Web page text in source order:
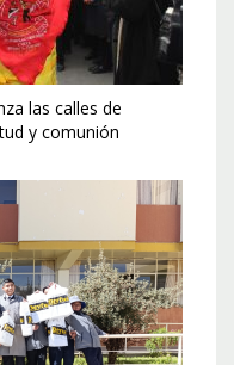
las calles de
y comunión